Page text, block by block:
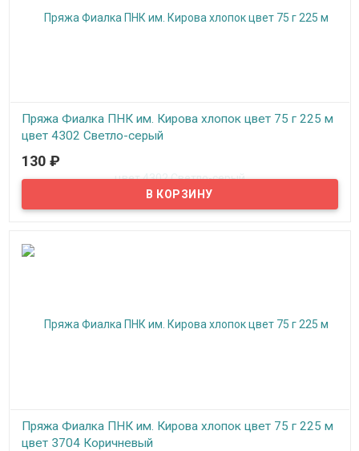
Пряжа Фиалка ПНК им. Кирова хлопок цвет 75 г 225 м
цвет 4302 Светло-серый
В наличии
Нитки для вязания "Фиалка" хлопок, цвет 4302 Светло-серый,
130 ₽
Пряжа Фиалка ПНК им. Кирова хлопок цвет 75 г 225 м
цвет 3704 Коричневый